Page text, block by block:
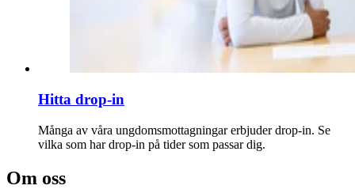
Hitta drop-in
Många av våra ungdoms­mottagningar erbjuder drop-in. Se
vilka som har drop-in på tider som passar dig.
Om oss